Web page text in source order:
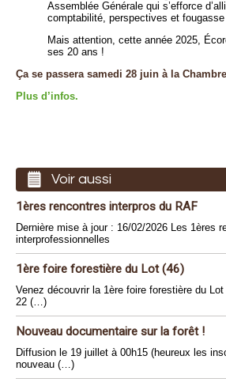
Assemblée Générale qui s’efforce
comptabilité, perspectives et
Mais attention, cette année 2025,
ses 20 ans !
Ça se passera samedi 28 juin à la
Plus d’infos.
Voir aussi
1ères rencontres interpros du RAF
Dernière mise à jour : 16/02/2026 Les 1ères
interprofessionnelles
1ère foire forestière du Lot (46)
Venez découvrir la 1ère foire forestière du
22 (…)
Nouveau documentaire sur la forêt !
Diffusion le 19 juillet à 00h15 (heureux les
nouveau (…)